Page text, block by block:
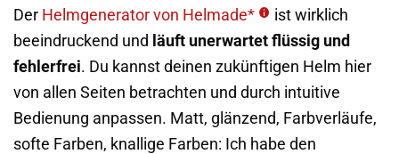
Der Helmgenerator von Helmade*
ist wirklich
beeindruckend und läuft unerwartet flüssig und
fehlerfrei. Du kannst deinen zukünftigen Helm hier
von allen Seiten betrachten und durch intuitive
Bedienung anpassen. Matt, glänzend, Farbverläufe,
softe Farben, knallige Farben: Ich habe den